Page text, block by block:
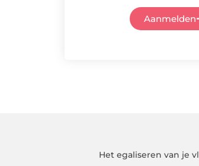
Aanmelden
Het egaliseren van je